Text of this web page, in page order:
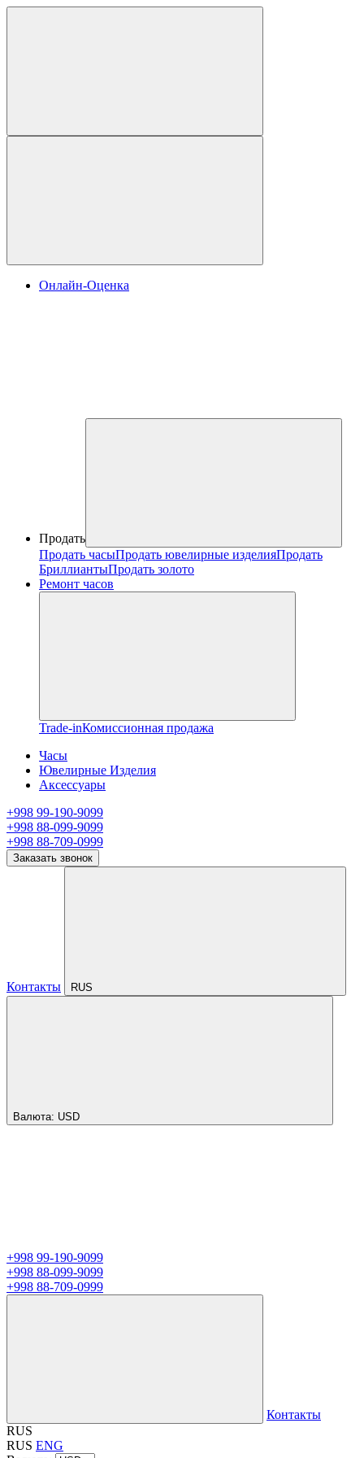
Онлайн-Оценка
Продать
Продать часыПродать ювелирные изделияПродать
БриллиантыПродать золото
Ремонт часов
Trade-inКомиссионная продажа
Часы
Ювелирные Изделия
Аксессуары
+998 99-190-9099
+998 88-099-9099
+998 88-709-0999
Заказать звонок
Контакты RUS
Валюта: USD
+998 99-190-9099
+998 88-099-9099
+998 88-709-0999
Контакты
RUS
RUS ENG